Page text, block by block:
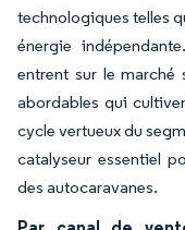
technologiques telles
énergie
entrent sur le marché
abordables qui
cycle vertueux du
catalyseur essentiel
des autocaravanes.